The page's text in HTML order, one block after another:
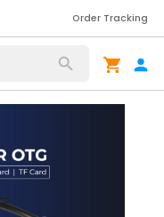
Order Tracking